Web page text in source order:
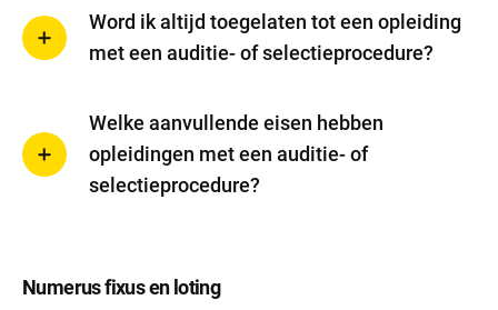
Word ik altijd toegelaten tot een opleiding
met een auditie- of selectieprocedure?
Welke aanvullende eisen hebben
opleidingen met een auditie- of
selectieprocedure?
Numerus fixus en loting